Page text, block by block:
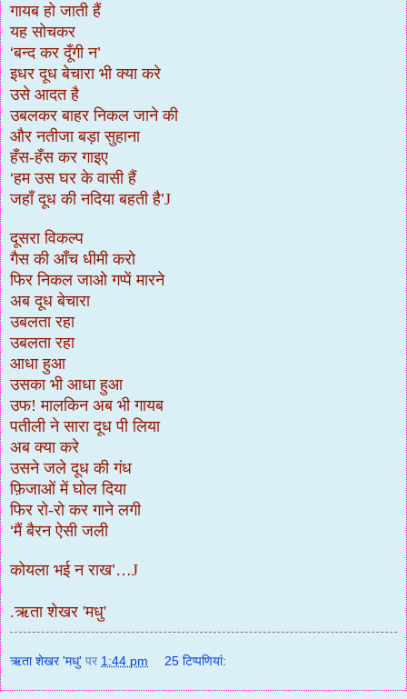
गायब हो जाती हैं
यह सोचकर
‘बन्द कर दूँगी न’
इधर दूध बेचारा भी क्या करे
उसे आदत है
उबलकर बाहर निकल जाने की
और नतीजा बड़ा सुहाना
हँस-हँस कर गाइए
‘हम उस घर के वासी हैं
जहाँ दूध की नदिया बहती है’J
दूसरा विकल्प
गैस की आँच धीमी करो
फिर निकल जाओ गप्पें मारने
अब दूध बेचारा
उबलता रहा
उबलता रहा
आधा हुआ
उसका भी आधा हुआ
उफ! मालकिन अब भी गायब
पतीली ने सारा दूध पी लिया
अब क्या करे
उसने जले दूध की गंध
फ़िजाओं में घोल दिया
फिर रो-रो कर गाने लगी
‘मैं बैरन ऐसी जली
कोयला भई न राख’…J
.ऋता शेखर 'मधु'
ऋता शेखर 'मधु' पर 1:44 pm 25 टिप्‍पणियां: